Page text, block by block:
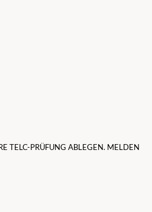
TELC-PRÜFUNG ABLEGEN. MELDEN